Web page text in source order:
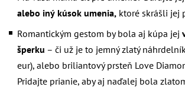
alebo iný kúsok umenia, ktoré skrášli jej
Romantickým gestom by bola aj kúpa jej
šperku – či už je to jemný zlatý
eur), alebo briliantový prsteň Love
Pridajte prianie, aby aj naďalej bola